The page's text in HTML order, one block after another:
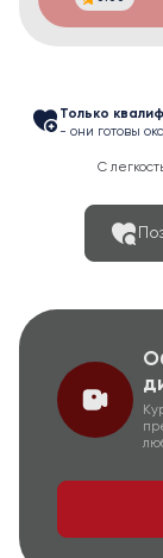
Только
- они готовы
С